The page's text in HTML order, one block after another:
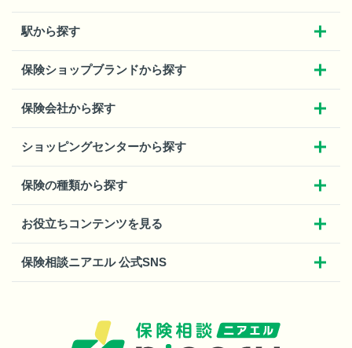
駅から探す
保険ショップブランドから探す
保険会社から探す
ショッピングセンターから探す
保険の種類から探す
お役立ちコンテンツを見る
保険相談ニアエル 公式SNS